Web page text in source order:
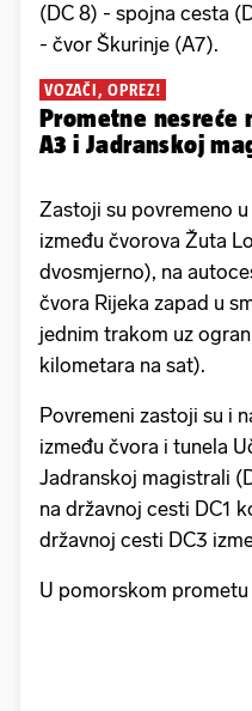
(DC 8) - spojna cesta
- čvor Škurinje (A7).
VOZAČI, OPREZ!
Prometne nesreće
A3 i Jadranskoj
Zastoji su povremeno
između čvorova Žuta
dvosmjerno), na
čvora Rijeka zapad u
jednim trakom uz
kilometara na sat).
Povremeni zastoji su i
između čvora i tunela
Jadranskoj magistrali
na državnoj cesti DC1
državnoj cesti DC3
U pomorskom